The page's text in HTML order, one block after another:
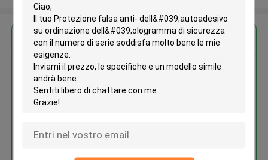
Ottieni il miglior prezzo per
Protezione falsa anti-
dell'autoadesivo su ordinazione